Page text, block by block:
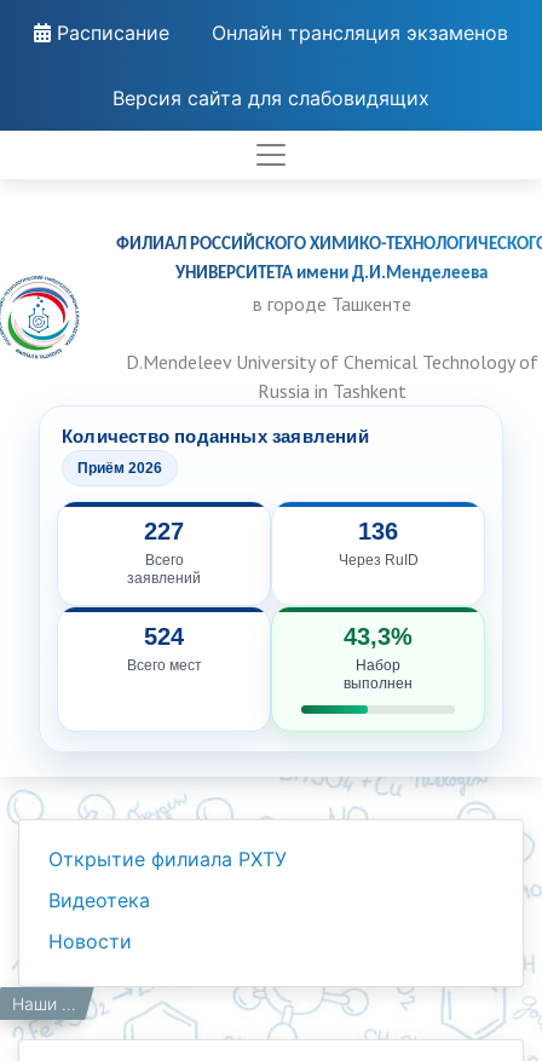
Расписание Онлайн трансляция экзаменов
Версия сайта для слабовидящих
ФИЛИАЛ РОССИЙСКОГО ХИМИКО-
УНИВЕРСИТЕТА имени Д.И.Менделеева
в городе Ташкенте
D.Mendeleev University of Chemical Technology of
Russia in Tashkent
Количество поданных заявлений
Приём 2026
227
Всего
заявлений
136
Через RuID
524
Всего мест
43,3%
Набор
выполнен
Открытие филиала РХТУ
Видеотека
Новости
Главная
Работникам
Новости Наши студенты — наша гордость!